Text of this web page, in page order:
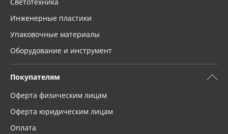
Инженерные пластики
Упаковочные материалы
Оборудование и инструмент
Покупателям
Оферта физическим лицам
Оферта юридическим лицам
Оплата